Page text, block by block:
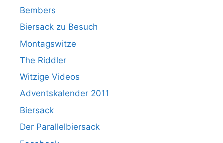
Bembers
Biersack zu Besuch
Montagswitze
The Riddler
Witzige Videos
Adventskalender 2011
Biersack
Der Parallelbiersack